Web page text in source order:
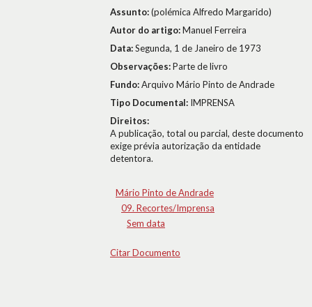
Assunto:(polémica Alfredo Margarido)
Autor do artigo:Manuel Ferreira
Data:Segunda, 1 de Janeiro de 1973
Observações:Parte de livro
Fundo:Arquivo Mário Pinto de Andrade
Tipo Documental: IMPRENSA
Direitos:
A publicação, total ou parcial, deste documento
exige prévia autorização da entidade
detentora.
Mário Pinto de Andrade
09. Recortes/Imprensa
Sem data
Citar Documento